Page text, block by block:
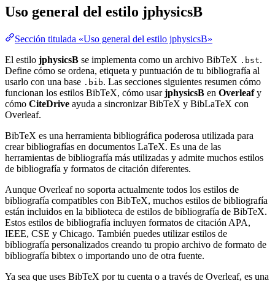
Uso general del estilo jphysicsB
Sección titulada «Uso general del estilo jphysicsB»
El estilo jphysicsB se implementa como un archivo BibTeX .bst.
Define cómo se ordena, etiqueta y puntuación de tu bibliografía al
usarlo con una base .bib. Las secciones siguientes resumen cómo
funcionan los estilos BibTeX, cómo usarjphysicsB en Overleafy
cómo CiteDrive ayuda a sincronizar BibTeX y BibLaTeX con
Overleaf.
BibTeX es una herramienta bibliográfica poderosa utilizada para
crear bibliografías en documentos LaTeX. Es una de las
herramientas de bibliografía más utilizadas y admite muchos estilos
de bibliografía y formatos de citación diferentes.
Aunque Overleaf no soporta actualmente todos los estilos de
bibliografía compatibles con BibTeX, muchos estilos de bibliografía
están incluidos en la biblioteca de estilos de bibliografía de BibTeX.
Estos estilos de bibliografía incluyen formatos de citación APA,
IEEE, CSE y Chicago. También puedes utilizar estilos de
bibliografía personalizados creando tu propio archivo de formato de
bibliografía bibtex o importando uno de otra fuente.
Ya sea que uses BibTeX por tu cuenta o a través de Overleaf, es una